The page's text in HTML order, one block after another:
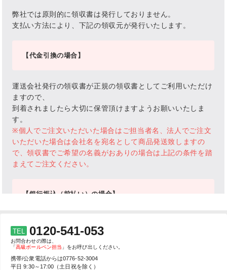
TEL 0120-541-053
お問合わせの際は、
「高級ボールペン担当 」をお呼び出しください。
携帯/公衆電話からは0776-52-3004
平日 9:30～17:00（土日祝を除く）